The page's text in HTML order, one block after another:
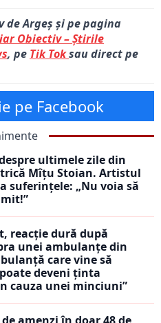
Argeș și pe pagina
Obiectiv – Știrile
, pe Tik Toksau direct pe
pe Facebook
ultimele zile din
Mîțu Stoian. Artistul
suferințele: „Nu voia să
reacție dură după
unei ambulanțe din
care vine să
deveni ținta
cauza unei minciuni”